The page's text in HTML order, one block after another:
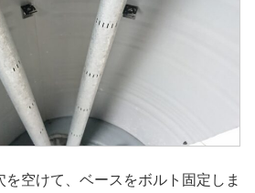
を空けて、ベースをボルト固定しま